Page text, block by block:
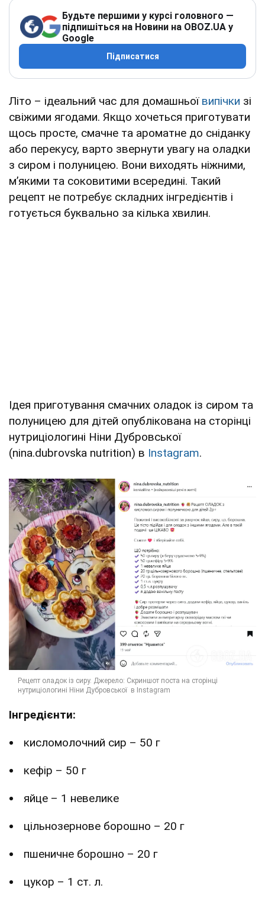
Будьте першими у курсі головного —
підпишіться на Новини на OBOZ.UA у
Google
Підписатися
Літо – ідеальний час для домашньої випічки зі
свіжими ягодами. Якщо хочеться приготувати
щось просте, смачне та ароматне до сніданку
або перекусу, варто звернути увагу на оладки
з сиром і полуницею. Вони виходять ніжними,
м’якими та соковитими всередині. Такий
рецепт не потребує складних інгредієнтів і
готується буквально за кілька хвилин.
Ідея приготування смачних оладок із сиром та
полуницею для дітей опублікована на сторінці
нутриціологині Ніни Дубровської
(nina.dubrovska nutrition) в Instagram.
Інгредієнти:
кисломолочний сир – 50 г
кефір – 50 г
яйце – 1 невелике
цільнозернове борошно – 20 г
пшеничне борошно – 20 г
цукор – 1 ст. л.